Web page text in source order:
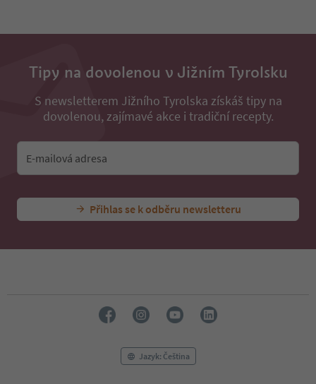
Tipy na dovolenou v Jižním Tyrolsku
S newsletterem Jižního Tyrolska získáš tipy na
dovolenou, zajímavé akce i tradiční recepty.
E-mailová adresa
Přihlas se k odběru newsletteru
Jazyk: Čeština